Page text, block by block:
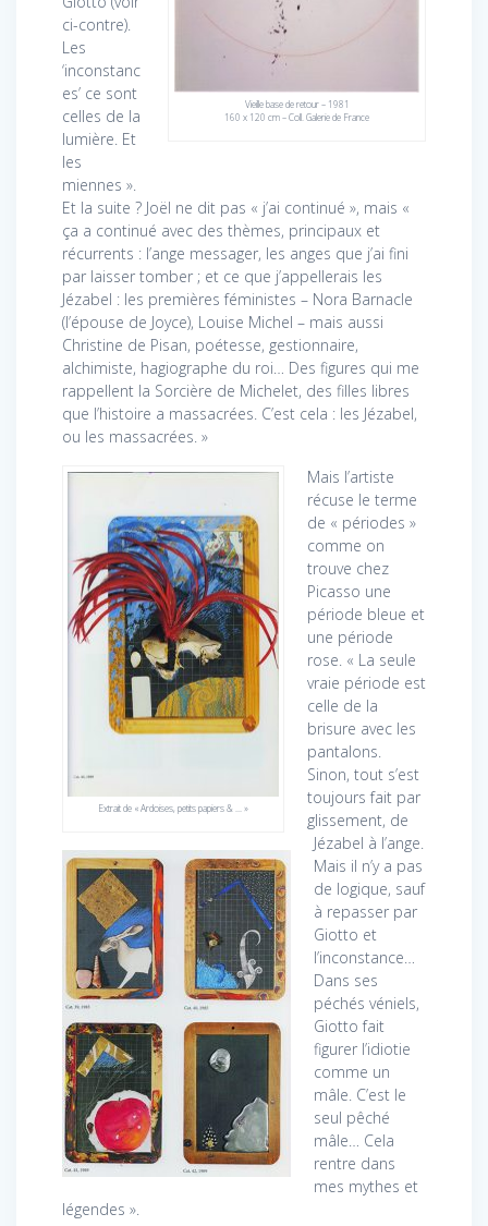
Vieille base de retour – 1981
160 x 120 cm – Coll. Galerie de France
ci-contre).
Les
‘inconstanc
es’ ce sont
celles de la
lumière. Et
les
miennes ».
Et la suite ? Joël ne dit pas « j’ai continué », mais «
ça a continué avec des thèmes, principaux et
récurrents : l’ange messager, les anges que j’ai fini
par laisser tomber ; et ce que j’appellerais les
Jézabel : les premières féministes – Nora Barnacle
(l’épouse de Joyce), Louise Michel – mais aussi
Christine de Pisan, poétesse, gestionnaire,
alchimiste, hagiographe du roi… Des figures qui me
rappellent la Sorcière de Michelet, des filles libres
que l’histoire a massacrées. C’est cela : les Jézabel,
ou les massacrées. »
Extrait de « Ardoises, petits papiers & … »
Mais l’artiste
récuse le terme
de « périodes »
comme on
trouve chez
Picasso une
période bleue et
une période
rose. « La seule
vraie période est
celle de la
brisure avec les
pantalons.
Sinon, tout s’est
toujours fait par
glissement, de
Jézabel à l’ange.
Mais il n’y a pas
de logique, sauf
à repasser par
Giotto et
l’inconstance…
Dans ses
péchés véniels,
Giotto fait
figurer l’idiotie
comme un
mâle. C’est le
seul pêché
mâle… Cela
rentre dans
mes mythes et
légendes ».